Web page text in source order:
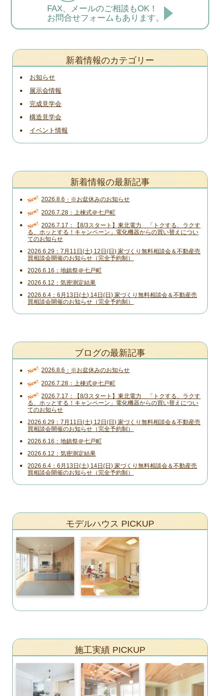
FAX、メールのご相談もOK！
お問合せフォームもあります。
新着情報のカテゴリー
お知らせ
展示会情報
完成見学会
構造見学会
イベント情報
新着情報の最新記事
New! 2026.8.6 ※お盆休みのお知らせ
New! 2026.7.28 上棟式＠七戸町
New! 2026.7.17
【8/3スタート】東北電力 「トクする、ラクす
る、ホッとする！キャンペーン」電化機器からの買い替えについ
てのお知らせ
2026.6.29
7月11日(土) 12日(日) 家づくり無料相談会＆不動産売
買相談会開催のお知らせ（完全予約制）
2026.6.16 地鎮祭＠七戸町
2026.6.12 気密測定結果
2026.6.4
6月13日(土) 14日(日) 家づくり無料相談会＆不動産売
買相談会開催のお知らせ（完全予約制）
ブログの最新記事
New! 2026.8.6 ※お盆休みのお知らせ
New! 2026.7.28 上棟式＠七戸町
New! 2026.7.17
【8/3スタート】東北電力 「トクする、ラクす
る、ホッとする！キャンペーン」電化機器からの買い替えについ
てのお知らせ
2026.6.29
7月11日(土) 12日(日) 家づくり無料相談会＆不動産売
買相談会開催のお知らせ（完全予約制）
2026.6.16 地鎮祭＠七戸町
2026.6.12 気密測定結果
2026.6.4
6月13日(土) 14日(日) 家づくり無料相談会＆不動産売
買相談会開催のお知らせ（完全予約制）
モデルハウス PICKUP
施工実績 PICKUP